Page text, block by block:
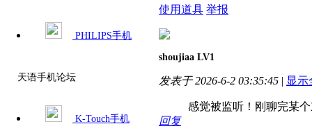
PHILIPS手机
天语手机论坛
K-Touch手机
使用道具 举报
shoujiaa LV1
发表于 2026-6-2 03:35:45 | 显示
感觉被监听！刚聊完某
回复